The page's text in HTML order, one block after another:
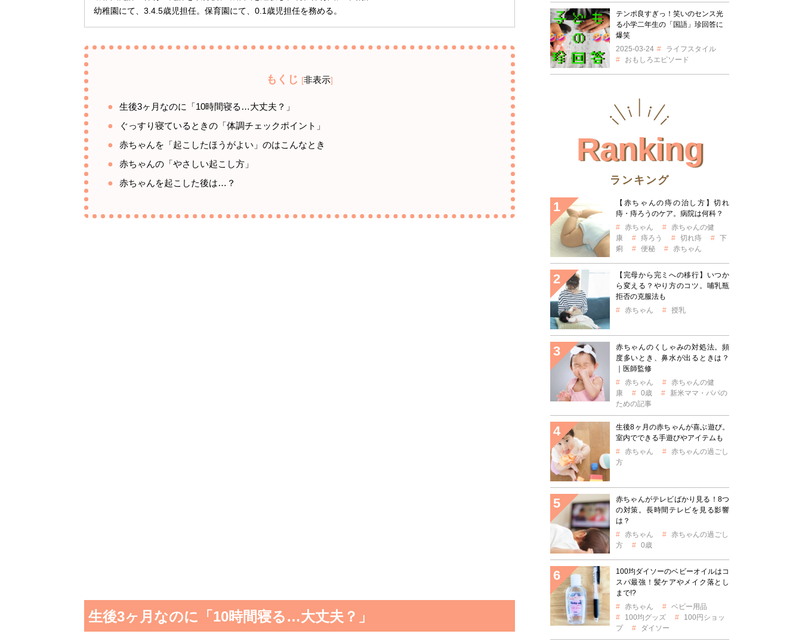
幼稚園にて、3.4.5歳児担任。保育園にて、0.1歳児担任を務める。
もくじ [非表示]
生後3ヶ月なのに「10時間寝る…大丈夫？」
ぐっすり寝ているときの「体調チェックポイント」
赤ちゃんを「起こしたほうがよい」のはこんなとき
赤ちゃんの「やさしい起こし方」
赤ちゃんを起こした後は…？
生後3ヶ月なのに「10時間寝る…大丈夫？」
テンポ良すぎっ！笑いのセンス光
る小学二年生の「国語」珍回答に
爆笑
2025-03-24
ライフスタイル
おもしろエピソード
Ranking
ランキング
【赤ちゃんの痔の治し方】切れ
痔・痔ろうのケア。病院は何科？
赤ちゃん
赤ちゃんの健
康
痔ろう 切れ痔
下
痢
便秘 赤ちゃん
【完母から完ミへの移行】いつか
ら変える？やり方のコツ。哺乳瓶
拒否の克服法も
赤ちゃん
授乳
赤ちゃんのくしゃみの対処法。頻
度多いとき、鼻水が出るときは？
｜医師監修
赤ちゃん
赤ちゃんの健
康
0歳
新米ママ・パパの
ための記事
生後8ヶ月の赤ちゃんが喜ぶ遊び。
室内でできる手遊びやアイテムも
赤ちゃん
赤ちゃんの過ごし
方
赤ちゃんがテレビばかり見る！8つ
の対策。長時間テレビを見る影響
は？
赤ちゃん
赤ちゃんの過ごし
方
0歳
100均ダイソーのベビーオイルはコ
スパ最強！髪ケアやメイク落とし
まで!?
赤ちゃん
ベビー用品
100均グッズ
100円ショッ
プ
ダイソー